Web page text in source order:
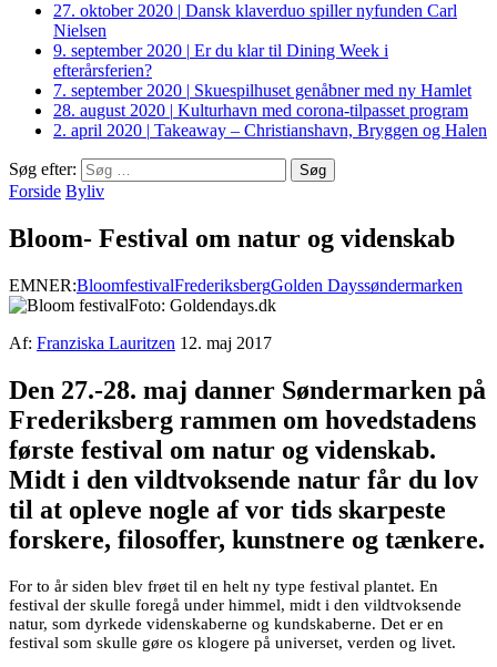
27. oktober 2020 | Dansk klaverduo spiller nyfunden Carl
Nielsen
9. september 2020 | Er du klar til Dining Week i
efterårsferien?
7. september 2020 | Skuespilhuset genåbner med ny Hamlet
28. august 2020 | Kulturhavn med corona-tilpasset program
2. april 2020 | Takeaway – Christianshavn, Bryggen og Halen
Søg efter:
Forside Byliv
Bloom- Festival om natur og videnskab
EMNER:BloomfestivalFrederiksbergGolden Dayssøndermarken
Foto: Goldendays.dk
Af: Franziska Lauritzen 12. maj 2017
Den 27.-28. maj danner Søndermarken på
Frederiksberg rammen om hovedstadens
første festival om natur og videnskab.
Midt i den vildtvoksende natur får du lov
til at opleve nogle af vor tids skarpeste
forskere, filosoffer, kunstnere og tænkere.
For to år siden blev frøet til en helt ny type festival plantet. En
festival der skulle foregå under himmel, midt i den vildtvoksende
natur, som dyrkede videnskaberne og kundskaberne. Det er en
festival som skulle gøre os klogere på universet, verden og livet.